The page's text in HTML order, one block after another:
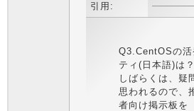
引用:
Q3.CentOSの活
ティ(日本語)は？
しばらくは、疑
思われるので、
者向け掲示板を